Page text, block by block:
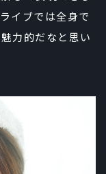
イブでは全身で
力的だなと思い